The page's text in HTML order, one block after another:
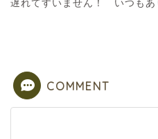
遅れてすいません！ いつもあ
COMMENT